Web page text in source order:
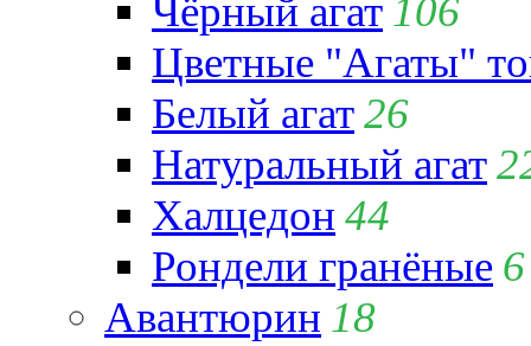
Чёрный агат 106
Цветные "Агаты"
Белый агат26
Натуральный агат
Халцедон 44
Рондели гранёные 6
Авантюрин 18